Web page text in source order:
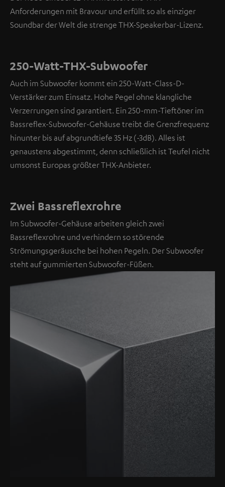
Anforderungen mit Bravour und erfüllt so als einziger
Soundbar der Welt die strenge THX-Speakerbar-Lizenz.
250-Watt-THX-Subwoofer
Auch im Subwoofer kommt ein 250-Watt-Class-D-
Verstärker zum Einsatz. Hohe Pegel ohne klangliche
Verzerrungen sind garantiert. Ein 250-mm-Tieftöner im
Bassreflex-Subwoofer-Gehäuse treibt die Grenzfrequenz
hinunter bis auf abgrundtiefe 35 Hz (-3dB). Alles ist
genaustens abgestimmt, denn schließlich ist Teufel nicht
umsonst Europas größter THX-Anbieter.
Zwei Bassreflexrohre
Im Subwoofer-Gehäuse arbeiten gleich zwei
Bassreflexrohre und verhindern so störende
Strömungsgeräusche bei hohen Pegeln. Der Subwoofer
steht auf gummierten Subwoofer-Füßen.